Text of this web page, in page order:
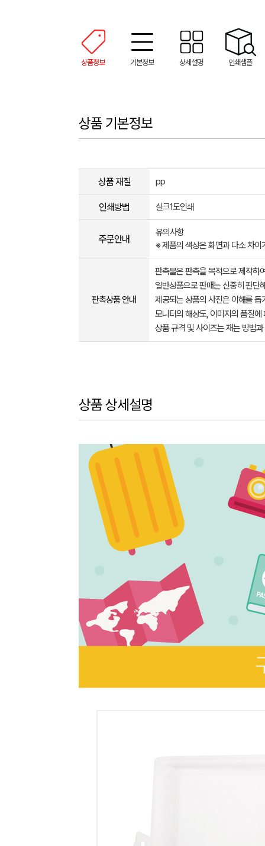
상품정보 기본정보 상세설명 인쇄샘플
상품 기본정보
상품 재질 pp
인쇄방법 실크1도인쇄
주문안내
유의사항
※ 제품의 색상은 화면과 다소 차이
판촉상품 안내
판촉물은 판촉을 목적으로 제작하
일반상품으로 판매는 신중히 판단
제공되는 상품의 사진은 이해를
모니터의 해상도, 이미지의 품질
상품 규격 및 사이즈는 재는 방법
상품 상세설명